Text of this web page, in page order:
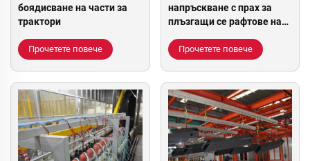
боядисване на части за
трактори
Прочетете повече
напръскване с прах за
плъзгащи се рафтове на
Прочетете повече